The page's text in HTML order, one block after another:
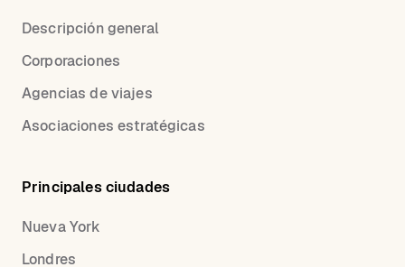
Descripción general
Corporaciones
Agencias de viajes
Asociaciones estratégicas
Principales ciudades
Nueva York
Londres